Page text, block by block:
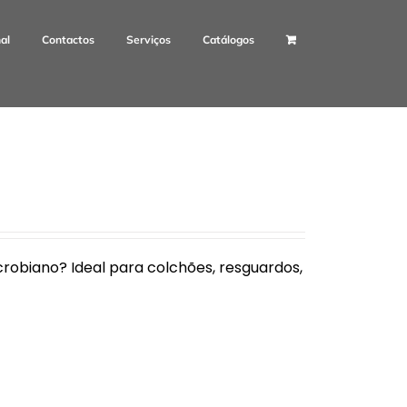
Contactos Serviços Catálogos
Ideal para colchões, resguardos,